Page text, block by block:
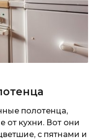
полотенца,
от кухни. Вот они
с пятнами и